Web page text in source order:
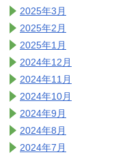
2025年3月
2025年2月
2025年1月
2024年12月
2024年11月
2024年10月
2024年9月
2024年8月
2024年7月